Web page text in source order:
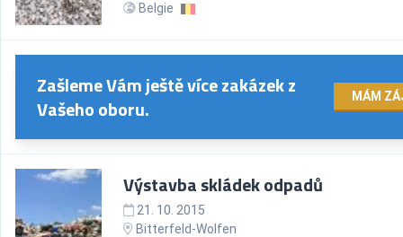
Belgie
Zašleme Vám ještě více zakázek z
Vašeho oboru.
MÁM
Výstavba skládek odpadů
21. 10. 2015
Bitterfeld-Wolfen